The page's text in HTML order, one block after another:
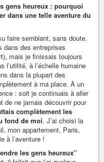
gens heureux : pourquoi
dans une telle aventure du
faire semblant, sans doute.
dans des entreprises
mais je finissais toujours
l’utilité, à l’échelle humaine
dans la plupart des
à ma place. À un
: soit je continuais à aller
de ne jamais découvrir pour
complètement les
fond de moi. J’ai choisi la
mon appartement, Paris,
à l’aventure !
les gens heureux”